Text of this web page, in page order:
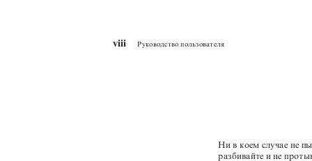
viiiРуководство пользователя
Ни в коем случае не
разбивайте и не